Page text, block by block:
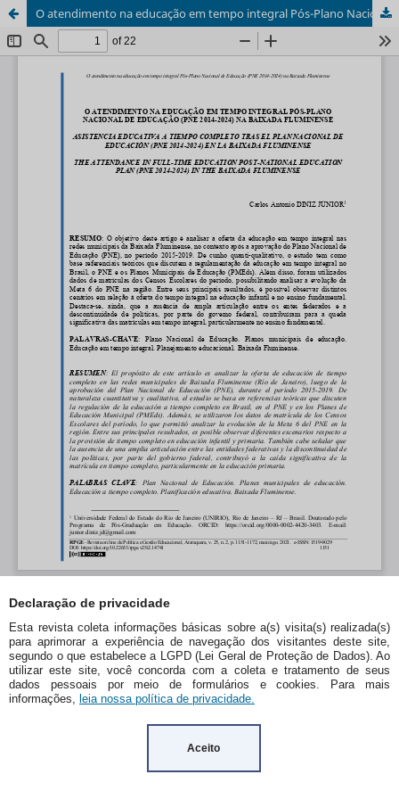
Declaração de privacidade
Esta revista coleta informações básicas sobre a(s) visita(s) realizada(s)
para aprimorar a experiência de navegação dos visitantes deste site,
segundo o que estabelece a LGPD (Lei Geral de Proteção de Dados). Ao
utilizar este site, você concorda com a coleta e tratamento de seus
dados pessoais por meio de formulários e cookies. Para mais
informações, leia nossa política de privacidade.
Aceito
O atendimento na educação em tempo integral Pós-Plano Nacional de Educação (PNE 2014-2024) na Baixada Fluminense